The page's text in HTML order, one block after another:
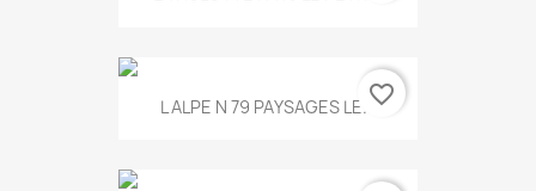
L ALPE N 79 PAYSAGES LE...favorite_border